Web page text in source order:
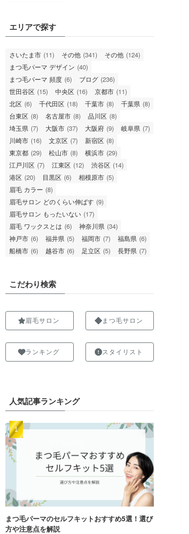
エリアで探す
さいたま市 (11) その他 (341) その他 (124)
まつ毛パーマ デザイン (40)
まつ毛パーマ 頻度 (6) ブログ (236)
世田谷区 (15) 中央区 (16) 京都市 (11)
北区 (6) 千代田区 (18) 千葉市 (8) 千葉県 (8)
台東区 (8) 名古屋市 (8) 品川区 (8)
埼玉県 (7) 大阪市 (37) 大阪府 (9) 岐阜県 (7)
川崎市 (16) 文京区 (7) 新宿区 (8)
東京都 (29) 松山市 (8) 横浜市 (29)
江戸川区 (7) 江東区 (12) 渋谷区 (14)
港区 (20) 目黒区 (6) 相模原市 (5)
眉毛 カラー (8)
眉毛サロン どのくらい伸ばす (9)
眉毛サロン もったいない (17)
眉毛 ワックスとは (6) 神奈川県 (34)
神戸市 (6) 福井県 (5) 福岡市 (7) 福島県 (6)
船橋市 (6) 越谷市 (6) 足立区 (5) 長野県 (7)
こだわり検索
眉毛サロン
ランキング
まつ毛サロン
スタイリスト
人気記事ランキング
まつ毛パーマのセルフキットおすすめ5選！選び
方や注意点を解説